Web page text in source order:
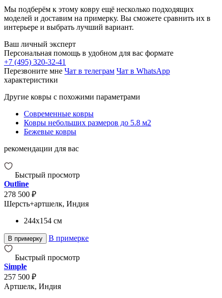
Мы подберём к этому ковру ещё несколько подходящих
моделей и доставим на примерку. Вы сможете сравнить их в
интерьере и выбрать лучший вариант.
Ваш личный эксперт
Персональная помощь в удобном для вас формате
+7 (495) 320-32-41
Перезвоните мне Чат в телеграм Чат в WhatsApp
характеристики
Другие ковры с похожими параметрами
Современные ковры
Ковры небольших размеров до 5.8 м2
Бежевые ковры
рекомендации для вас
Быстрый просмотр
Outline
278 500 ₽
Шерсть+артшелк, Индия
244x154 см
В примерку В примерке
Быстрый просмотр
Simple
257 500 ₽
Артшелк, Индия